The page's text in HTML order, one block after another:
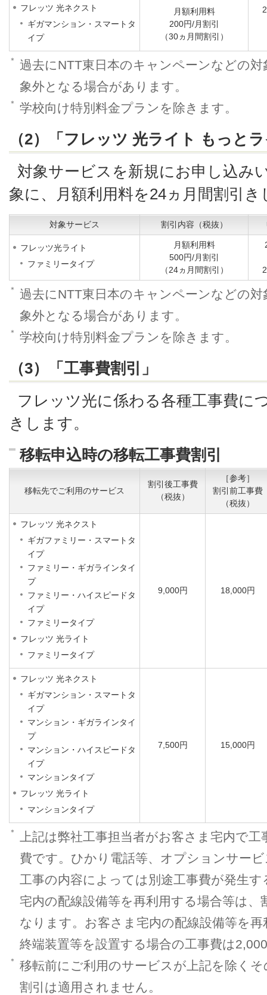
フレッツ 光ネクスト
ギガマンション・スマートタ
イプ
月額利用料
200円/月割引
（30ヵ月間割引）
＊
過去にNTT東日本のキャンペーンなどの
象外となる場合があります。
＊ 学校向け特別料金プランを除きます。
（2）「フレッツ 光ライト もっと
対象サービスを新規にお申し込み
象に、月額利用料を24ヵ月間割引き
対象サービス 割引内容（税抜）
フレッツ光ライト
ファミリータイプ
月額利用料
500円/月割引
（24ヵ月間割引）
＊
過去にNTT東日本のキャンペーンなどの
象外となる場合があります。
＊ 学校向け特別料金プランを除きます。
（3）「工事費割引」
フレッツ光に係わる各種工事費に
きします。
移転申込時の移転工事費割引
移転先でご利用のサービス
割引後工事費
（税抜）
［参考］
割引前工事費
（税抜）
フレッツ 光ネクスト
ギガファミリー・スマートタ
イプ
ファミリー・ギガラインタイ
プ
ファミリー・ハイスピードタ
イプ
ファミリータイプ
フレッツ 光ライト
ファミリータイプ
9,000円 18,000円
フレッツ 光ネクスト
ギガマンション・スマートタ
イプ
マンション・ギガラインタイ
プ
マンション・ハイスピードタ
イプ
マンションタイプ
フレッツ 光ライト
マンションタイプ
7,500円 15,000円
＊
上記は弊社工事担当者がお客さま宅内で
費です。ひかり電話等、オプションサー
工事の内容によっては別途工事費が発生
宅内の配線設備等を再利用する場合等は、
なります。お客さま宅内の配線設備等を
終端装置等を設置する場合の工事費は
＊
移転前にご利用のサービスが上記を除く
割引は適用されません。